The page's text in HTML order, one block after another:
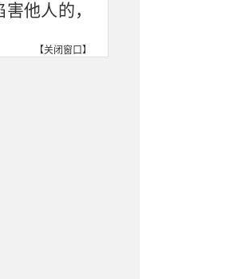
他人的，
【关闭窗口】